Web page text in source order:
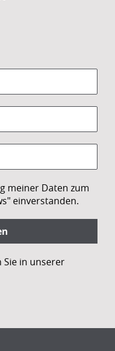
meiner Daten zum
einverstanden.
in unserer